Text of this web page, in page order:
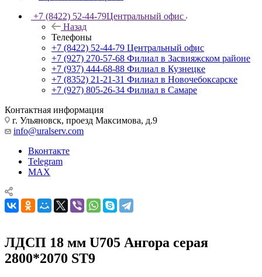
+7 (8422) 52-44-79Центральный офис
Назад
Телефоны
+7 (8422) 52-44-79 Центральный офис
+7 (927) 270-57-68 Филиал в Засвияжском районе
+7 (937) 444-68-88 Филиал в Кузнецке
+7 (8352) 21-21-31 Филиал в Новочебоксарске
+7 (927) 805-26-34 Филиал в Самаре
Контактная информация
г. Ульяновск, проезд Максимова, д.9
info@uralserv.com
Вконтакте
Telegram
MAX
ЛДСП 18 мм U705 Ангора серая
2800*2070 ST9